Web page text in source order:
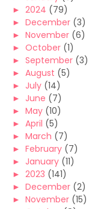
► 2024 (79)
► December (3)
► November (6)
► October (1)
► September (3)
► August (5)
► July (14)
► June (7)
► May (10)
► April (5)
► March (7)
► February (7)
► January (11)
► 2023 (141)
► December (2)
► November (15)